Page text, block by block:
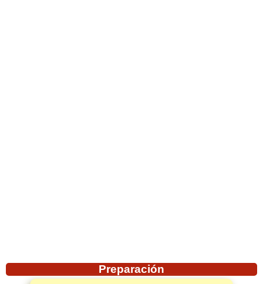
Preparación